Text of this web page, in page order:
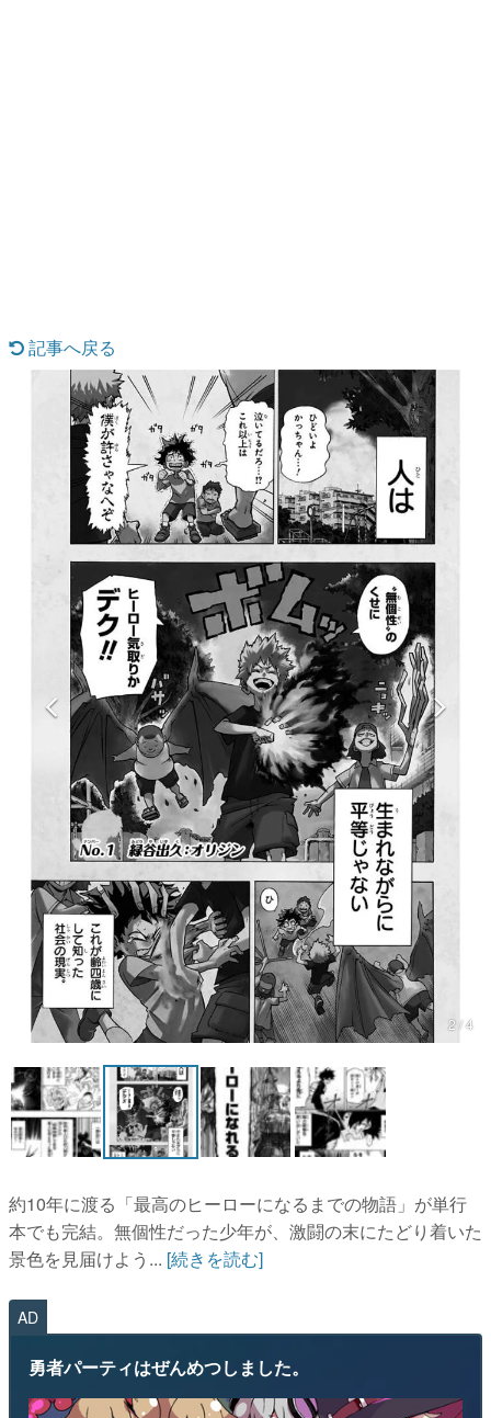
なんでゲームは面白い？
ゲーム開発者・hamatsu氏がゲームの魅力を画面や操作の
具体的な形から解き明かしていく、硬派で骨太な評論連載
です。
ゲームが変えた日本語
「経験値」「裏技」「ラスボス」… ゲームにまつわる言葉
の起源や用法の変遷を、コンピューター文化史研究家・タ
イニーP氏が徹底調査。
カテゴリ
特集記事
マンガ
女性向け
アプリレビュー
その他
電ファミニコゲーマーとは？
運営：株式会社マレ
記事へ戻る
2 / 4
約10年に渡る「最高のヒーローになるまでの物語」が単行
本でも完結。無個性だった少年が、激闘の末にたどり着いた
景色を見届けよう... [続きを読む]
AD
勇者パーティはぜんめつしました。